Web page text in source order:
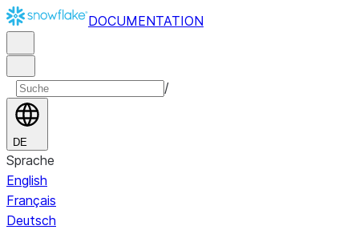
DOCUMENTATION
/
DE
Sprache
English
Français
Deutsch